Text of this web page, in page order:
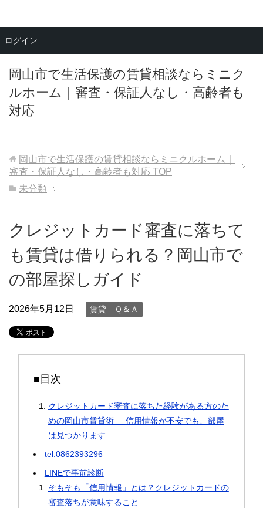
岡山市で生活保護の賃貸相談ならミニク
ルホーム｜審査・保証人なし・高齢者も
対応
メニュー
岡山市で生活保護の賃貸相談ならミニクルホーム｜
審査・保証人なし・高齢者も対応 TOP
未分類
クレジットカード審査に落ちて
も賃貸は借りられる？岡山市で
の部屋探しガイド
2026年5月12日 賃貸 Ｑ＆Ａ
■目次
クレジットカード審査に落ちた経験がある方のた
めの岡山市賃貸術──信用情報が不安でも、部屋
は見つかります
tel:0862393296
LINEで事前診断
そもそも「信用情報」とは？クレジットカードの
審査落ちが意味すること
ログイン